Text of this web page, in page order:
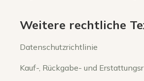
Weitere rechtliche
Datenschutzrichtlinie
Kauf-, Rückgabe- und